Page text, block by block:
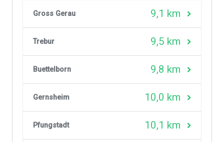
Gross Gerau 9,1 km
Trebur 9,5 km
Buettelborn 9,8 km
Gernsheim 10,0 km
Pfungstadt 10,1 km